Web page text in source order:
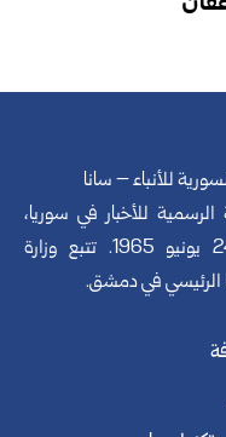
للأنباء – سانا
الرسمية للأخبار في سوريا،
تأسست في 24 يونيو 1965. تتبع وزارة
الرئيسي في دمشق.